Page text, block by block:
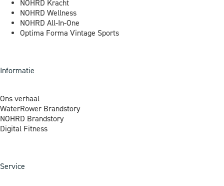
NOHRD Kracht
NOHRD Wellness
NOHRD All-In-One
Optima Forma Vintage Sports
Informatie
Ons verhaal
WaterRower Brandstory
NOHRD Brandstory
Digital Fitness
Service